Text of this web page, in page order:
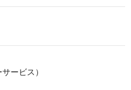
ービス）